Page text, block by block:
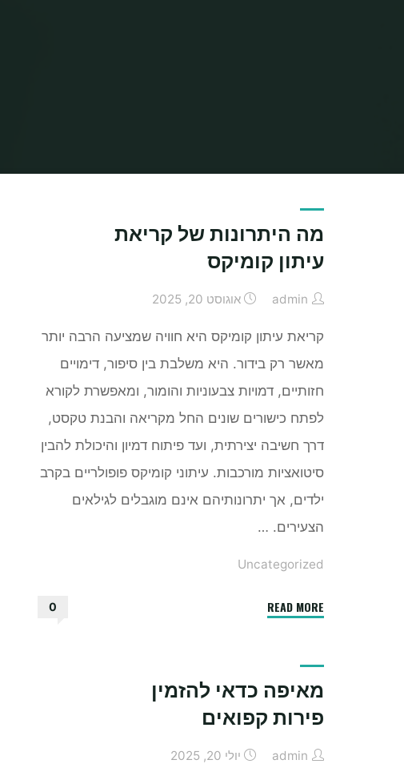
מה היתרונות של קריאת
עיתון קומיקס
admin אוגוסט 20, 2025
קריאת עיתון קומיקס היא חוויה שמציעה הרבה יותר
מאשר רק בידור. היא משלבת בין סיפור, דימויים
חזותיים, דמויות צבעוניות והומור, ומאפשרת לקורא
לפתח כישורים שונים החל מקריאה והבנת טקסט,
דרך חשיבה יצירתית, ועד פיתוח דמיון והיכולת להבין
סיטואציות מורכבות. עיתוני קומיקס פופולריים בקרב
ילדים, אך יתרונותיהם אינם מוגבלים לגילאים
הצעירים. …
Uncategorized
READ MORE"מה
עיתון
קומיקס"
0
מאיפה כדאי להזמין
פירות קפואים
admin יולי 20, 2025